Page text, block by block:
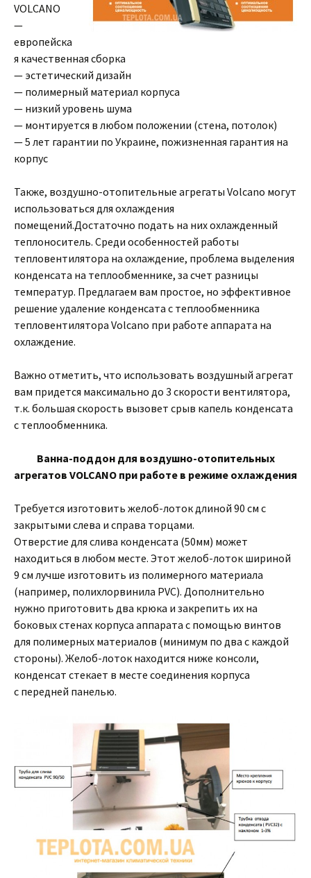
VOLCANO
—
европейска
я качественная сборка
— эстетический дизайн
— полимерный материал корпуса
— низкий уровень шума
— монтируется в любом положении (стена, потолок)
— 5 лет гарантии по Украине, пожизненная гарантия на
корпус
Также, воздушно-отопительные агрегаты Volcano могут
использоваться для охлаждения
помещений.Достаточно подать на них охлажденный
теплоноситель. Среди особенностей работы
тепловентилятора на охлаждение, проблема выделения
конденсата на теплообменнике, за счет разницы
температур. Предлагаем вам простое, но эффективное
решение удаление конденсата с теплообменника
тепловентилятора Volcano при работе аппарата на
охлаждение.
Важно отметить, что использовать воздушный агрегат
вам придется максимально до 3 скорости вентилятора,
т.к. большая скорость вызовет срыв капель конденсата
с теплообменника.
Ванна-поддон для воздушно-отопительных
агрегатов VOLCANO при работе в режиме охлаждения
Требуется изготовить желоб-лоток длиной 90 см с
закрытыми слева и справа торцами.
Отверстие для слива конденсата (50мм) может
находиться в любом месте. Этот желоб-лоток шириной
9 см лучше изготовить из полимерного материала
(например, полихлорвинила PVC). Дополнительно
нужно приготовить два крюка и закрепить их на
боковых стенах корпуса аппарата с помощью винтов
для полимерных материалов (минимум по два с каждой
стороны). Желоб-лоток находится ниже консоли,
конденсат стекает в месте соединения корпуса
с передней панелью.